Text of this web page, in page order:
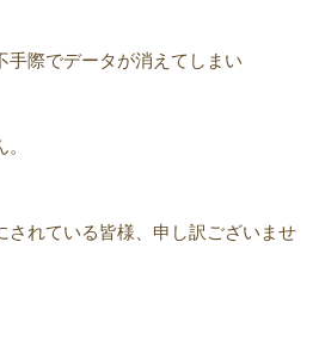
手際でデータが消えてしまい
されている皆様、申し訳ございませ